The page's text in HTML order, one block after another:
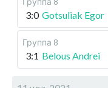
3:0 Gotsuliak Egor
Группа 8
3:1 Belous Andrei